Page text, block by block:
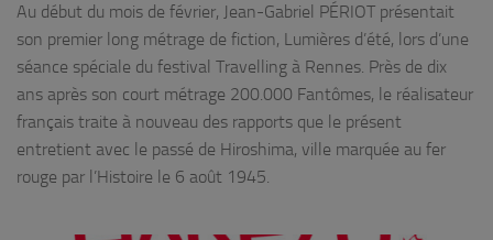
Au début du mois de février, Jean-Gabriel PÉRIOT présentait
son premier long métrage de fiction, Lumières d’été, lors d’une
séance spéciale du festival Travelling à Rennes. Près de dix
ans après son court métrage 200.000 Fantômes, le réalisateur
français traite à nouveau des rapports que le présent
entretient avec le passé de Hiroshima, ville marquée au fer
rouge par l’Histoire le 6 août 1945.